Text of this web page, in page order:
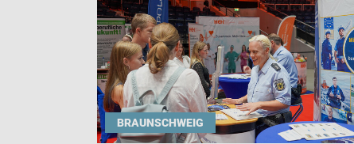
BRAUNSCHWEIG